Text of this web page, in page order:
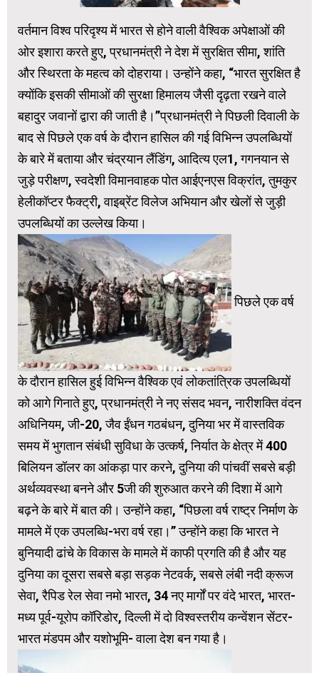
वर्तमान विश्व परिदृश्य में भारत से होने वाली वैश्विक अपेक्षाओं की
ओर इशारा करते हुए, प्रधानमंत्री ने देश में सुरक्षित सीमा, शांति
और स्थिरता के महत्व को दोहराया। उन्होंने कहा, “भारत सुरक्षित है
क्योंकि इसकी सीमाओं की सुरक्षा हिमालय जैसी दृढ़ता रखने वाले
बहादुर जवानों द्वारा की जाती है।”प्रधानमंत्री ने पिछली दिवाली के
बाद से पिछले एक वर्ष के दौरान हासिल की गई विभिन्न उपलब्धियों
के बारे में बताया और चंद्रयान लैंडिंग, आदित्य एल1, गगनयान से
जुड़े परीक्षण, स्वदेशी विमानवाहक पोत आईएनएस विक्रांत, तुमकुर
हेलीकॉप्टर फैक्ट्री, वाइब्रेंट विलेज अभियान और खेलों से जुड़ी
उपलब्धियों का उल्लेख किया।
पिछले एक वर्ष
के दौरान हासिल हुई विभिन्न वैश्विक एवं लोकतांत्रिक उपलब्धियों
को आगे गिनाते हुए, प्रधानमंत्री ने नए संसद भवन, नारीशक्ति वंदन
अधिनियम, जी-20, जैव ईंधन गठबंधन, दुनिया भर में वास्तविक
समय में भुगतान संबंधी सुविधा के उत्कर्ष, निर्यात के क्षेत्र में 400
बिलियन डॉलर का आंकड़ा पार करने, दुनिया की पांचवीं सबसे बड़ी
अर्थव्यवस्था बनने और 5जी की शुरुआत करने की दिशा में आगे
बढ़ने के बारे में बात की। उन्होंने कहा, “पिछला वर्ष राष्ट्र निर्माण के
मामले में एक उपलब्धि-भरा वर्ष रहा।” उन्होंने कहा कि भारत ने
बुनियादी ढांचे के विकास के मामले में काफी प्रगति की है और यह
दुनिया का दूसरा सबसे बड़ा सड़क नेटवर्क, सबसे लंबी नदी क्रूज
सेवा, रैपिड रेल सेवा नमो भारत, 34 नए मार्गों पर वंदे भारत, भारत-
मध्य पूर्व-यूरोप कॉरिडोर, दिल्ली में दो विश्वस्तरीय कन्वेंशन सेंटर-
भारत मंडपम और यशोभूमि- वाला देश बन गया है।